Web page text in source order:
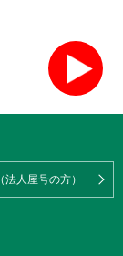
人屋号の方）